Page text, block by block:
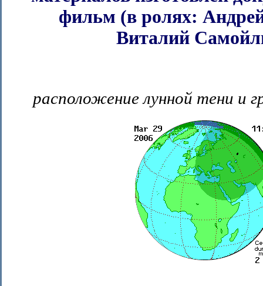
фильм (в ролях:
Виталий
расположение лунной тени и